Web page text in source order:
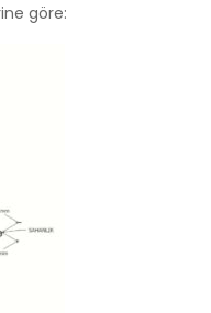
göre: